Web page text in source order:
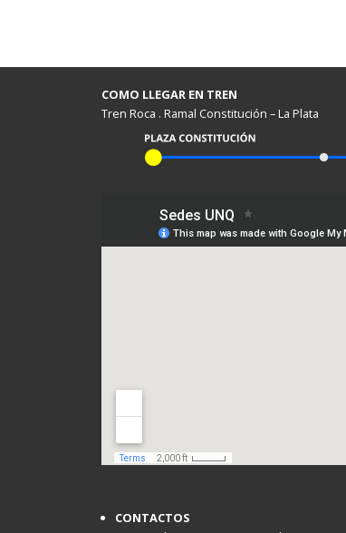
COMO LLEGAR EN TREN
Tren Roca . Ramal Constitución – La Plata
CONTACTOS